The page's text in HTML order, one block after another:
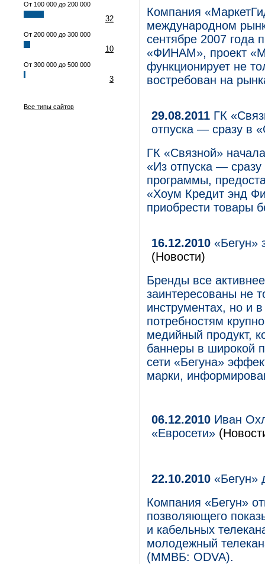
От 100 000 до 200 000
32
От 200 000 до 300 000
10
От 300 000 до 500 000
3
Все типы сайтов
Компания
международном
сентябре 2007 года
«ФИНАМ», проект
функционирует не
востребован на
29.08.2011 ГК
отпуска — сразу в
ГК «Связной»
«Из отпуска —
программы,
«Хоум Кредит энд
приобрести товары
16.12.2010 «Бегун»
(Новости)
Бренды все
заинтересованы не
инструментах, но и
потребностям
медийный продукт,
баннеры в широкой
сети «Бегуна»
марки,
06.12.2010 Иван
«Евросети»
22.10.2010 «Бегун»
Компания «Бегун»
позволяющего
и кабельных
молодежный
(ММВБ: ODVA).